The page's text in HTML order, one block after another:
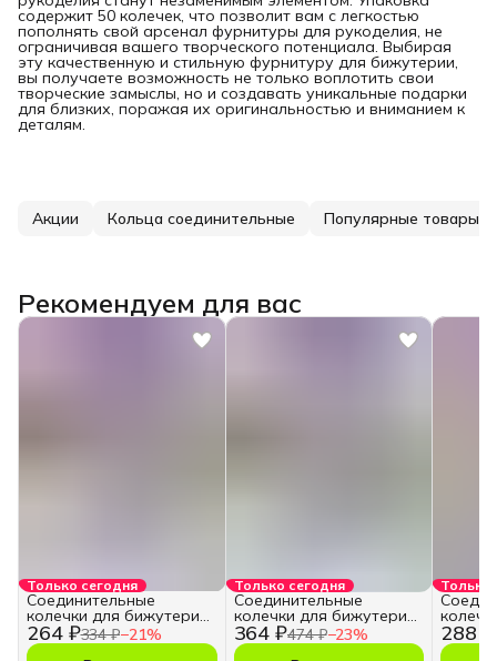
содержит 50 колечек, что позволит вам с легкостью
пополнять свой арсенал фурнитуры для рукоделия, не
ограничивая вашего творческого потенциала. Выбирая
эту качественную и стильную фурнитуру для бижутерии,
вы получаете возможность не только воплотить свои
творческие замыслы, но и создавать уникальные подарки
для близких, поражая их оригинальностью и вниманием к
деталям.
Акции Кольца соединительные Популярные товары
Рекомендуем для вас
Только сегодня
264 ₽334 ₽−21%
Соединительные
колечки для бижутерии
и рукоделия 12 мм
Только сегодня
364 ₽474 ₽−23%
Соединительные
колечки для бижутерии
и рукоделия 8 мм
Только
288 ₽
и